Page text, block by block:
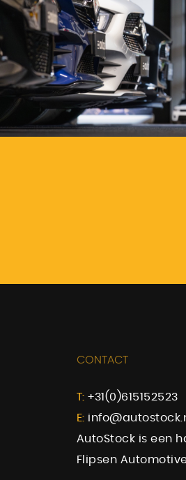
CONTACT
T: +31(0)615152523
E:
AutoStock is een
Flipsen